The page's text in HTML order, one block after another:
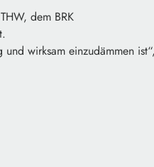
dem BRK
wirksam einzudämmen